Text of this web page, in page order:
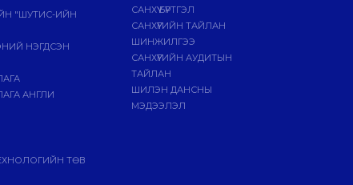
"ШУТИС-ИЙН
НЭГДСЭН
АНГЛИ
ТӨВ
САНХҮҮ БҮРТГЭЛ
САНХҮҮГИЙН ТАЙЛАН
ШИНЖИЛГЭЭ
САНХҮҮГИЙН АУДИТЫН
ТАЙЛАН
ШИЛЭН ДАНСНЫ
МЭДЭЭЛЭЛ